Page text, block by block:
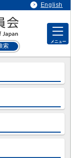
English
メニュー